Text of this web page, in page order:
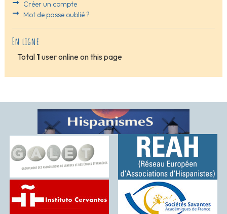
Créer un compte
Mot de passe oublié ?
En ligne
Total 1 user online on this page